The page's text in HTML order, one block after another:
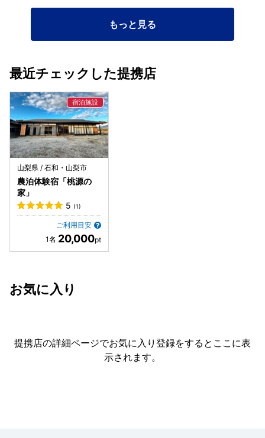
もっと見る
最近チェックした提携店
山梨県 / 石和・山梨市
農泊体験宿「桃源の
家」
5 (1)
ご利用目安
20,000
お気に入り
提携店の詳細ページでお気に入り登録をすると ここに表
示されます。